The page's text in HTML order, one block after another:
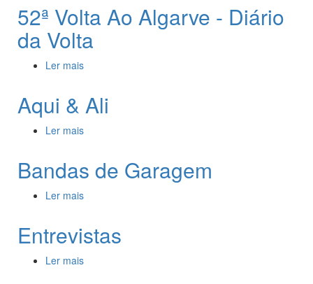
52ª Volta Ao Algarve - Diário
da Volta
Ler mais
Aqui & Ali
Ler mais
Bandas de Garagem
Ler mais
Entrevistas
Ler mais